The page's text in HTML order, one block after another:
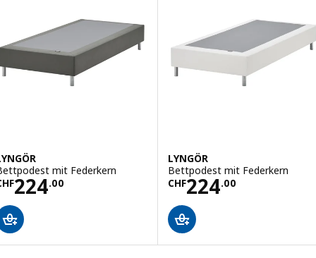
mit Federkern
224.00
CHF 224.00
LYNGÖR
Bettpodest mit Federkern
CHF224.00
Preis CHF